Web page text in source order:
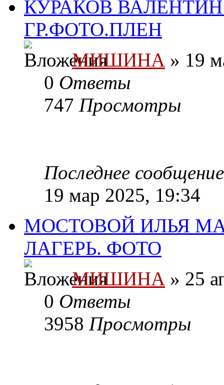
КУРАКОВ
ГР.ФОТО.ПЛЕН
МИШИНА » 19
0 Ответы
747 Просмотры
Последнее
19 мар 2025, 19:34
МОСТОВОЙ ИЛЬЯ
ЛАГЕРЬ. ФОТО
МИШИНА » 25
0 Ответы
3958 Просмотры